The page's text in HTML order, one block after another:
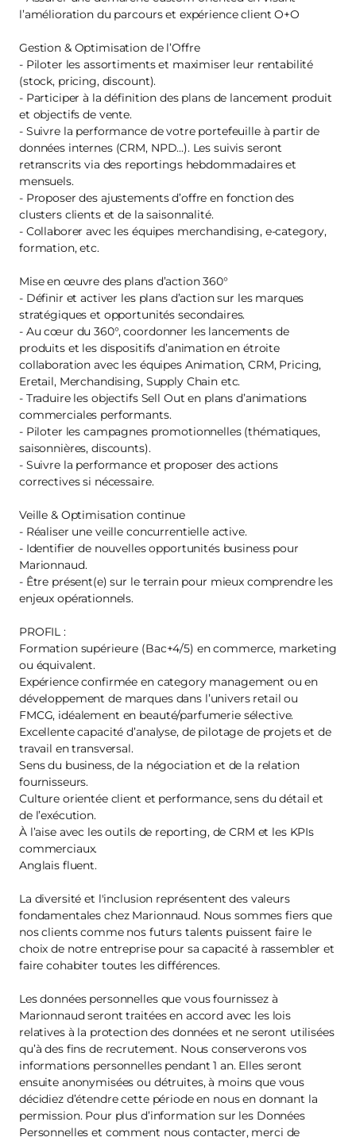
l’amélioration du parcours et expérience client O+O
Gestion & Optimisation de l’Offre
- Piloter les assortiments et maximiser leur rentabilité
(stock, pricing, discount).
- Participer à la définition des plans de lancement produit
et objectifs de vente.
- Suivre la performance de votre portefeuille à partir de
données internes (CRM, NPD...). Les suivis seront
retranscrits via des reportings hebdommadaires et
mensuels.
- Proposer des ajustements d’offre en fonction des
clusters clients et de la saisonnalité.
- Collaborer avec les équipes merchandising, e-category,
formation, etc.
Mise en œuvre des plans d’action 360°
- Définir et activer les plans d’action sur les marques
stratégiques et opportunités secondaires.
- Au cœur du 360°, coordonner les lancements de
produits et les dispositifs d’animation en étroite
collaboration avec les équipes Animation, CRM, Pricing,
Eretail, Merchandising, Supply Chain etc.
- Traduire les objectifs Sell Out en plans d’animations
commerciales performants.
- Piloter les campagnes promotionnelles (thématiques,
saisonnières, discounts).
- Suivre la performance et proposer des actions
correctives si nécessaire.
Veille & Optimisation continue
- Réaliser une veille concurrentielle active.
- Identifier de nouvelles opportunités business pour
Marionnaud.
- Être présent(e) sur le terrain pour mieux comprendre les
enjeux opérationnels.
PROFIL :
Formation supérieure (Bac+4/5) en commerce, marketing
ou équivalent.
Expérience confirmée en category management ou en
développement de marques dans l’univers retail ou
FMCG, idéalement en beauté/parfumerie sélective.
Excellente capacité d’analyse, de pilotage de projets et de
travail en transversal.
Sens du business, de la négociation et de la relation
fournisseurs.
Culture orientée client et performance, sens du détail et
de l’exécution.
À l’aise avec les outils de reporting, de CRM et les KPIs
commerciaux.
Anglais fluent.
La diversité et l'inclusion représentent des valeurs
fondamentales chez Marionnaud. Nous sommes fiers que
nos clients comme nos futurs talents puissent faire le
choix de notre entreprise pour sa capacité à rassembler et
faire cohabiter toutes les différences.
Les données personnelles que vous fournissez à
Marionnaud seront traitées en accord avec les lois
relatives à la protection des données et ne seront utilisées
qu’à des fins de recrutement. Nous conserverons vos
informations personnelles pendant 1 an. Elles seront
ensuite anonymisées ou détruites, à moins que vous
décidiez d’étendre cette période en nous en donnant la
permission. Pour plus d’information sur les Données
Personnelles et comment nous contacter, merci de